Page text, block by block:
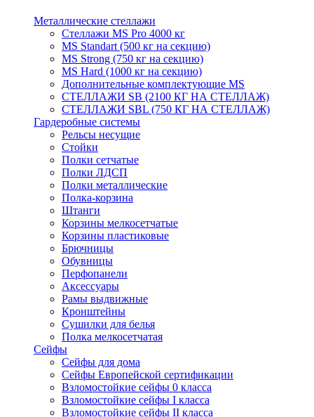
Металлические стеллажи
Стеллажи MS Pro 4000 кг
MS Standart (500 кг на секцию)
MS Strong (750 кг на секцию)
MS Hard (1000 кг на секцию)
Дополнительные комплектующие MS
СТЕЛЛАЖИ SB (2100 КГ НА СТЕЛЛАЖ)
СТЕЛЛАЖИ SBL (750 КГ НА СТЕЛЛАЖ)
Гардеробные системы
Рельсы несущие
Стойки
Полки сетчатые
Полки ЛДСП
Полки металлические
Полка-корзина
Штанги
Корзины мелкосетчатые
Корзины пластиковые
Брючницы
Обувницы
Перфопанели
Аксессуары
Рамы выдвижные
Кронштейны
Сушилки для белья
Полка мелкосетчатая
Сейфы
Сейфы для дома
Сейфы Европейской сертификации
Взломостойкие сейфы 0 класса
Взломостойкие сейфы I класса
Взломостойкие сейфы II класса